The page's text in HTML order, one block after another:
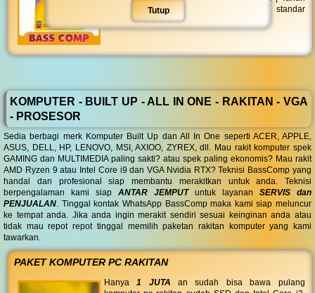
Tutup
lama | Batu baterai ini telah memenuhi standar
ramah lingkungan
KOMPUTER - BUILT UP - ALL IN ONE - RAKITAN - VGA
- PROSESOR
Sedia berbagi merk Komputer Built Up dan All In One seperti ACER, APPLE,
ASUS, DELL, HP, LENOVO, MSI, AXIOO, ZYREX, dll. Mau rakit komputer spek
GAMING dan MULTIMEDIA paling sakti? atau spek paling ekonomis? Mau rakit
AMD Ryzen 9 atau Intel Core i9 dan VGA Nvidia RTX? Teknisi BassComp yang
handal dan profesional siap membantu merakitkan untuk anda. Teknisi
berpengalaman kami siap ANTAR JEMPUTuntuk layanan SERVIS dan
PENJUALAN. Tinggal kontak WhatsApp BassComp maka kami siap meluncur
ke tempat anda. Jika anda ingin merakit sendiri sesuai keinginan anda atau
tidak mau repot repot tinggal memilih paketan rakitan komputer yang kami
tawarkan.
PAKET KOMPUTER PC RAKITAN
Hanya1 JUTA an sudah bisa bawa pulang